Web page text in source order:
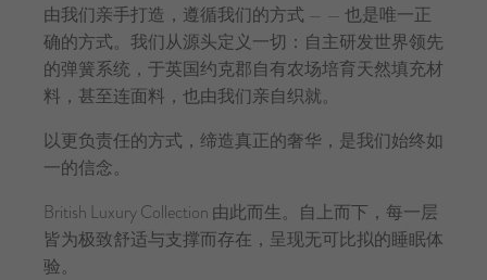
由我们亲手打造，遵循我们的方式 — — 也是唯一正
确的方式。我们从源头定义一切：自主研发世界领先
的弹簧系统，于英国约克郡自有农场培育天然填充材
料，甚至连面料，也由我们亲自织就。
以更负责任的方式，缔造真正的奢华，是我们始终如
一的信念。
British Luxury Collection 由此而生。自上而下，每一层
皆为极致舒适与支撑而存在，呈现无可比拟的睡眠体
验。